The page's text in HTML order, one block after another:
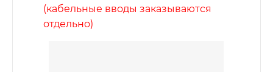
(кабельные вводы заказываются
отдельно)